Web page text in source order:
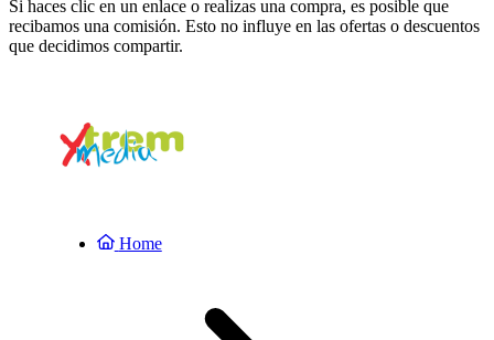
Si haces clic en un enlace o realizas una compra, es posible que
recibamos una comisión. Esto no influye en las ofertas o descuentos
que decidimos compartir.
Home